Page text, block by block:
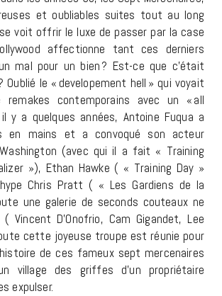
et oubliables suites tout au long
voit offrir le luxe de passer par la case
affectionne tant ces derniers
mal pour un bien ? Est-ce que c’était
Oublié le « developement hell » qui voyait
contemporains avec un « all
y a quelques années, Antoine Fuqua a
en mains et a convoqué son acteur
(avec qui il a fait « Training
»), Ethan Hawke ( « Training Day »
Chris Pratt ( « Les Gardiens de la
une galerie de seconds couteaux ne
Vincent D’Onofrio, Cam Gigandet, Lee
cette joyeuse troupe est réunie pour
de ces fameux sept mercenaires
village des griffes d’un propriétaire
expulser.